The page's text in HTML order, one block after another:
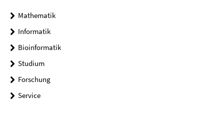
Mathematik
Informatik
Bioinformatik
Studium
Forschung
Service